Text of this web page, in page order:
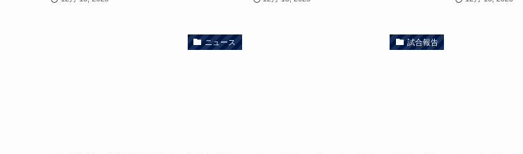
ニュース 試合報告